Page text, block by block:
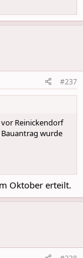
#237
Reinickendorf
wurde
Oktober erteilt.